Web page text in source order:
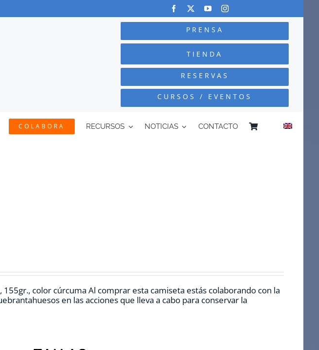
PRENSA
TIENDA
RESERVAS
CURSOS / EVENTOS
COLABORA RECURSOS NOTICIAS CONTACTO
color cúrcuma Al comprar esta camiseta estás colaborando con la
en las acciones que lleva a cabo para conservar la